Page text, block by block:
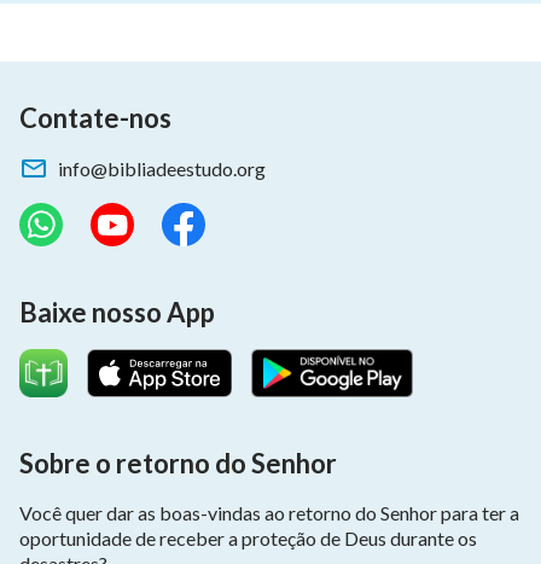
nos mantenha vivendo em Seu amor.
de “Seguir o Cordeiro e cantar cânticos novos”
Contate-nos
info@bibliadeestudo.org
Baixe nosso App
Sobre o retorno do Senhor
Você quer dar as boas-vindas ao retorno do Senhor para ter a
oportunidade de receber a proteção de Deus durante os